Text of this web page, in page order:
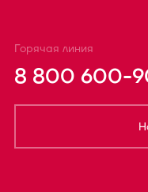
Горячая линия
8 800 600-